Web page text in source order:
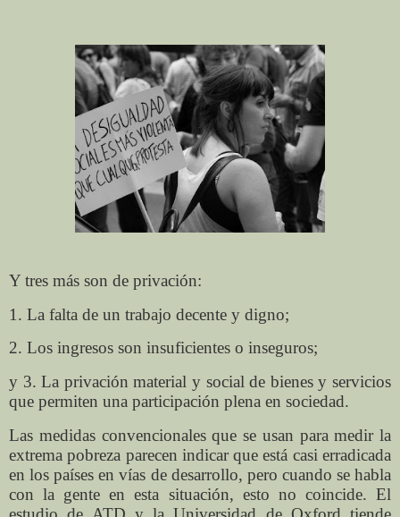
Y tres más son de privación:
1. La falta de un trabajo decente y digno;
2. Los ingresos son insuficientes o inseguros;
y 3. La privación material y social de bienes y servicios
que permiten una participación plena en sociedad.
Las medidas convencionales que se usan para medir la
extrema pobreza parecen indicar que está casi erradicada
en los países en vías de desarrollo, pero cuando se habla
con la gente en esta situación, esto no coincide. El